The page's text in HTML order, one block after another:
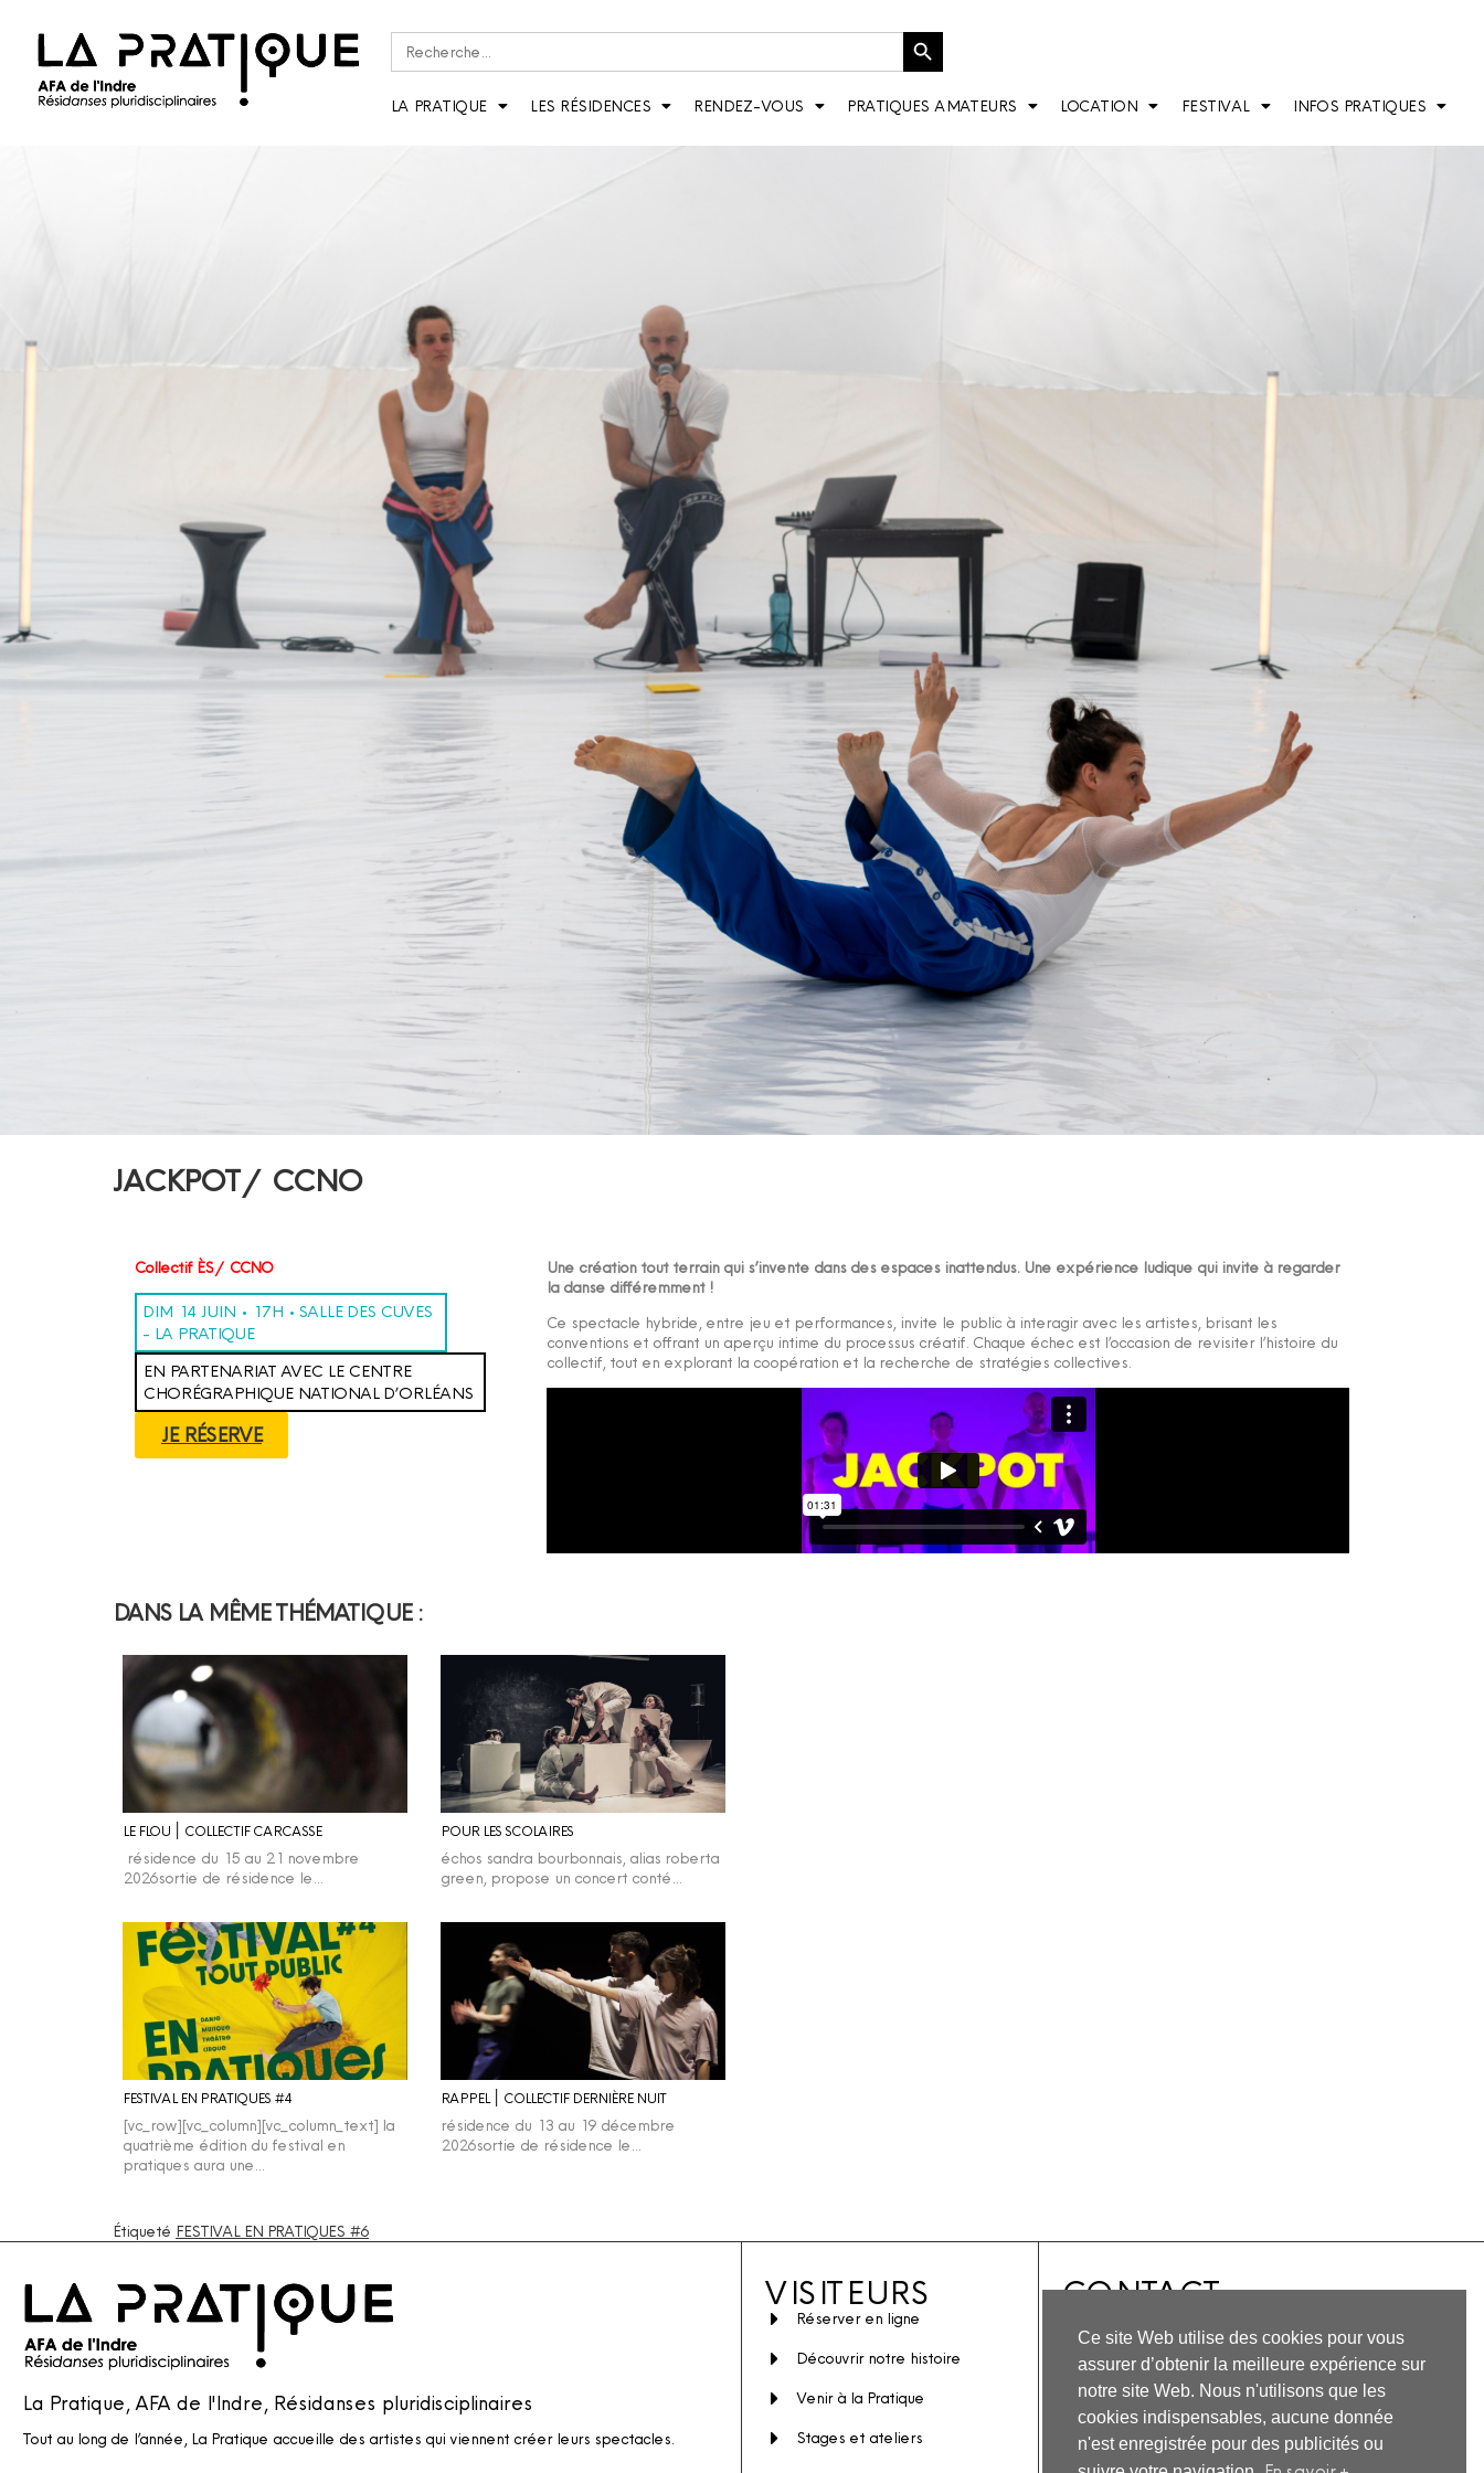
Rechercher : Bouton de recherche
LA PRATIQUE LES RÉSIDENCES RENDEZ-VOUS PRATIQUES AMATEURS LOCATION FESTIVAL INFOS PRATIQUES
JACKPOT / CCNO
Collectif ÈS / CCNO
DIM 14 JUIN • 17H • SALLE DES CUVES
- LA PRATIQUE
EN PARTENARIAT AVEC LE CENTRE
CHORÉGRAPHIQUE NATIONAL D’ORLÉANS
JE RÉSERVE
Une création tout terrain qui s’invente dans des espaces inattendus. Une expérience ludique qui invite à regarder
la danse différemment !
Ce spectacle hybride, entre jeu et performances, invite le public à interagir avec les artistes, brisant les
conventions et offrant un aperçu intime du processus créatif. Chaque échec est l’occasion de revisiter l’histoire du
collectif, tout en explorant la coopération et la recherche de stratégies collectives.
DANS LA MÊME THÉMATIQUE :
LE FLOU ׀ COLLECTIF CARCASSE
résidence du 15 au 21 novembre
2026sortie de résidence le…
FESTIVAL EN PRATIQUES #4
[vc_row][vc_column][vc_column_text] la
quatrième édition du festival en
pratiques aura une…
POUR LES SCOLAIRES
échos sandra bourbonnais, alias roberta
green, propose un concert conté…
RAPPEL ׀ COLLECTIF DERNIÈRE NUIT
résidence du 13 au 19 décembre
2026sortie de résidence le…
Étiqueté FESTIVAL EN PRATIQUES #6
La Pratique, AFA de l'Indre, Résidanses pluridisciplinaires
Tout au long de l’année, La Pratique accueille des artistes qui viennent créer leurs spectacles.
VISITEURS
Réserver en ligne
Découvrir notre histoire
Venir à la Pratique
Stages et ateliers
CONTACT
Horaires 09:00-19:00
Sur invitation.
1 Pl. Pillain, 36150 Vatan
Nous écrire
Ce site Web utilise des cookies pour vous
assurer d’obtenir la meilleure expérience sur
notre site Web. Nous n'utilisons que les
cookies indispensables, aucune donnée
n'est enregistrée pour des publicités ou